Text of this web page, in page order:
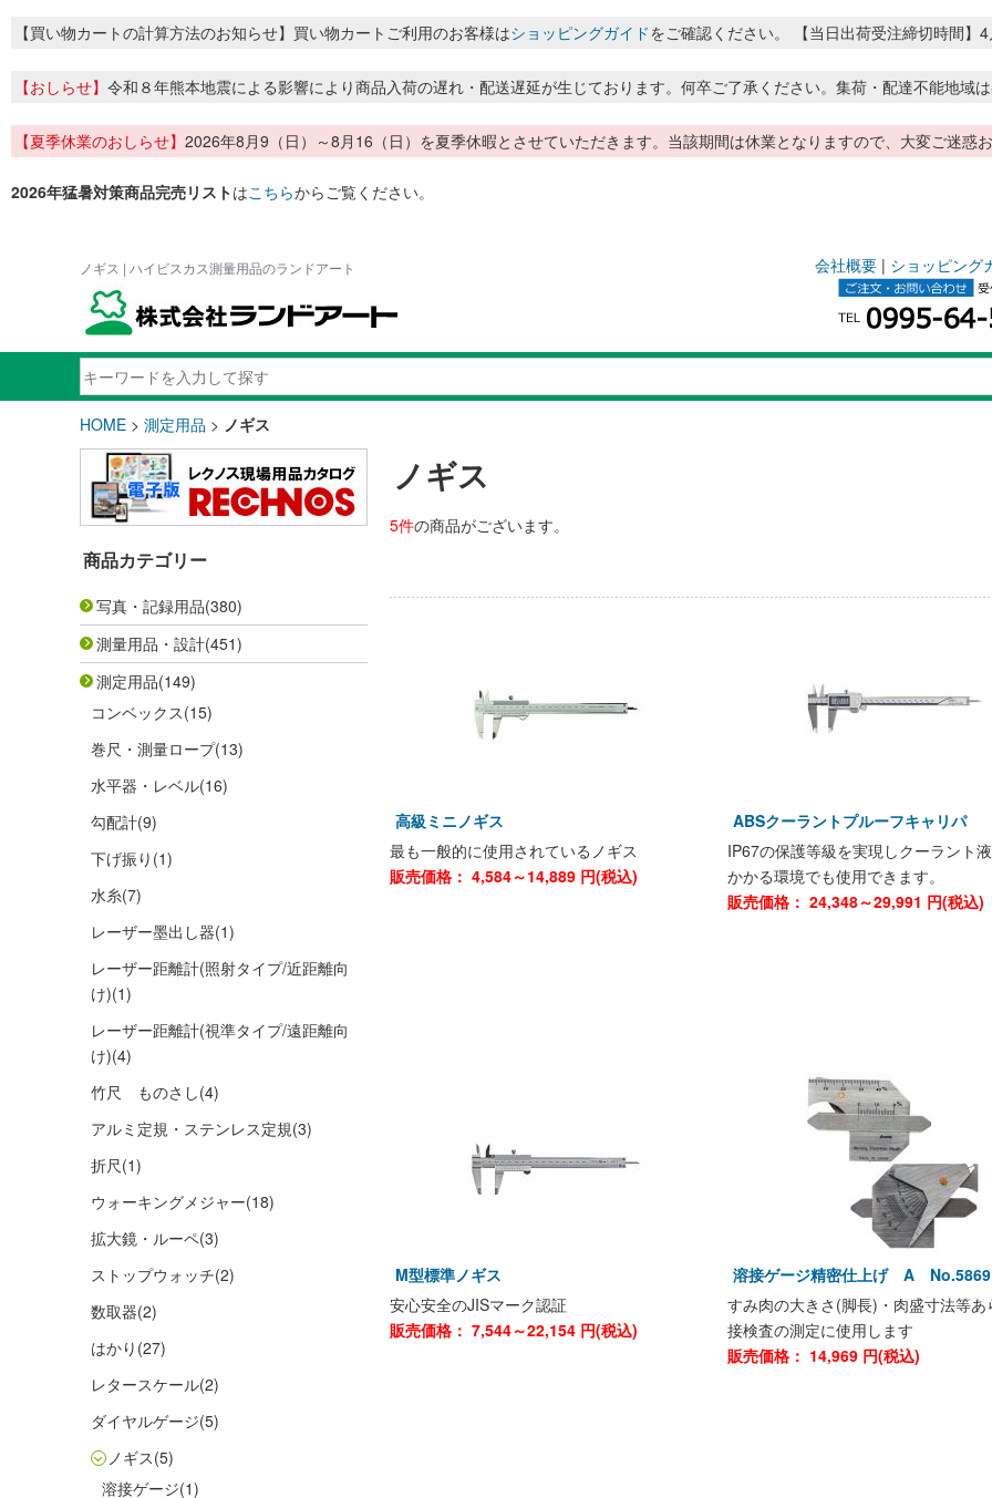
【買い物カートの計算方法のお知らせ】買い物カートご利用のお客様はショッピングガイドをご確認ください。 【当日出荷受注締切時間
【おしらせ】 令和８年熊本地震による影響により商品入荷の遅れ・配送遅延が生じております。何卒ご了承ください。集荷・配達不能地域
【夏季休業のおしらせ】 2026年8月9（日）～8月16（日）を夏季休暇とさせていただきます。当該期間は休業となりますので、大変ご迷惑
2026年猛暑対策商品完売リストはこちらからご覧ください。
ノギス | ハイビスカス測量用品のランドアート 会社概要 | ショッピング
HOME > 測定用品 > ノギス
商品カテゴリー
写真・記録用品(380)
測量用品・設計(451)
測定用品(149)
コンベックス(15)
巻尺・測量ロープ(13)
水平器・レベル(16)
勾配計(9)
下げ振り (1)
水糸(7)
レーザー墨出し器(1)
レーザー距離計(照射タイプ/近距離向
け)(1)
レーザー距離計(視準タイプ/遠距離向
け)(4)
竹尺 ものさし(4)
アルミ定規・ステンレス定規(3)
折尺(1)
ウォーキングメジャー(18)
拡大鏡・ルーペ(3)
ストップウォッチ(2)
数取器(2)
はかり (27)
レタースケール(2)
ダイヤルゲージ(5)
ノギス(5)
溶接ゲージ(1)
ノギス
5件の商品がございます。
高級ミニノギス
最も一般的に使用されているノギス
販売価格： 4,584～14,889 円(税込)
ABSクーラントプルーフキャリパ
IP67の保護等級を実現しクーラント
かかる環境でも使用できます。
販売価格： 24,348～29,991 円(税込)
M型標準ノギス
安心安全のJISマーク認証
販売価格： 7,544～22,154 円(税込)
溶接ゲージ精密仕上げ A
すみ肉の大きさ(脚長)・肉盛寸法等あ
接検査の測定に使用します
販売価格： 14,969 円(税込)